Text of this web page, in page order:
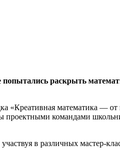
раскрыть
«Креативная математика —
командами
в различных мастер-